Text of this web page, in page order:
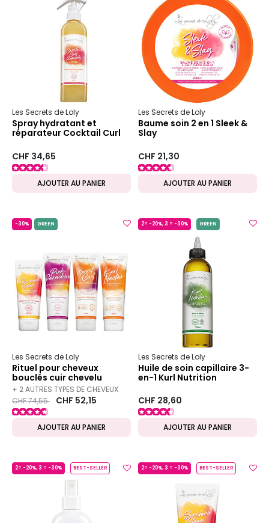
Les Secrets de Loly
Spray hydratant et
réparateur Cocktail Curl
CHF 34,65
AJOUTER AU PANIER
Les Secrets de Loly
Baume soin 2 en 1 Sleek &
Slay
CHF 21,30
AJOUTER AU PANIER
-30% GREEN
Les Secrets de Loly
Rituel pour cheveux
bouclés cuir chevelu
sensible
+ 2 AUTRES TYPES DE CHEVEUX
DISPONIBLES
Prix ​​réduit de
CHF 74,55to CHF 52,15
AJOUTER AU PANIER
2= -20%, 3 = -30% GREEN
Les Secrets de Loly
Huile de soin capillaire 3-
en-1 Kurl Nutrition
CHF 28,60
AJOUTER AU PANIER
2= -20%, 3 = -30% BEST-SELLER 2= -20%, 3 = -30% BEST-SELLER